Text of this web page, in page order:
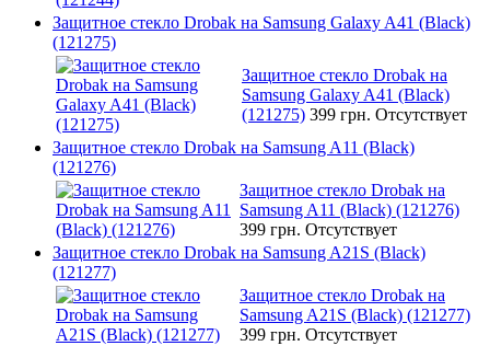
Защитное стекло Drobak на Samsung Galaxy A41 (Black)
(121275)
Защитное стекло Drobak на
Samsung Galaxy A41 (Black)
(121275) 399 грн. Отсутствует
Защитное стекло Drobak на Samsung A11 (Black)
(121276)
Защитное стекло Drobak на
Samsung A11 (Black) (121276)
399 грн. Отсутствует
Защитное стекло Drobak на Samsung A21S (Black)
(121277)
Защитное стекло Drobak на
Samsung A21S (Black) (121277)
399 грн. Отсутствует